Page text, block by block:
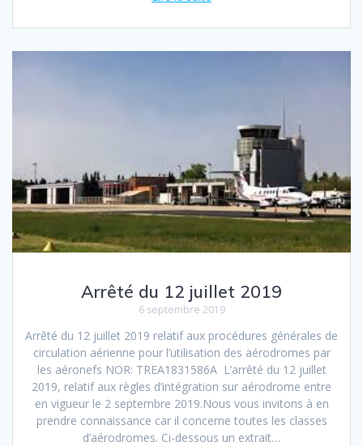
Arrêté du 12 juillet 2019
6 septembre 2019
Arrêté du 12 juillet 2019 relatif aux procédures générales de
circulation aérienne pour l’utilisation des aérodromes par
les aéronefs NOR: TREA1831586A L’arrêté du 12 juillet
2019, relatif aux règles d’intégration sur aérodrome entre
en vigueur le 2 septembre 2019.Nous vous invitons à en
prendre connaissance car il concerne toutes les classes
d’aérodromes. Ci-dessous un extrait…